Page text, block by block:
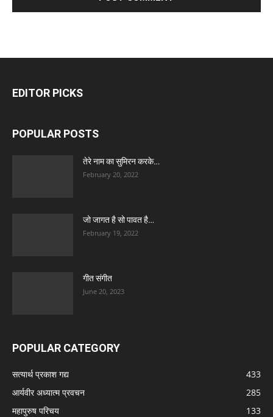
EDITOR PICKS
POPULAR POSTS
तेरे नाम का सुमिरन करके…
February 20, 2022
जो जागत है सो पावत है…
February 19, 2022
गीत संगीत
June 20, 2023
POPULAR CATEGORY
सत्यार्थ प्रकाश गद्य
433
आर्यवीर अध्यात्म प्रवचन
285
महापुरुष परिचय
133